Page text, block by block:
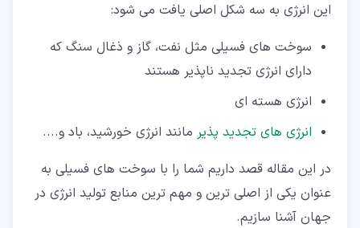
این انرژی به سه شکل اصلی یافت می شود:
سوخت های فسیلی مثل نفت، گاز و ذغال سنگ که
دارای انرژی تجدید ناپذیر هستند
انرژی هسته ای
انرژی های تجدید پذیر مانند انرژی خورشید، باد و....
در این مقاله قصد داریم شما را با سوخت های فسیلی به
عنوان یکی از اصلی ترین و مهم ترین منابع تولید انرژی در
جهان آشنا سازیم.